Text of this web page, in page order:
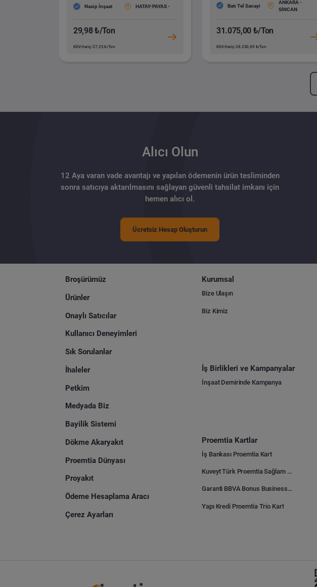
Nasip İnşaat HATAY-PAYAS -
29,98 ₺/Ton
KDV Hariç: 27,25 ₺/Ton
Batı Tel Sanayi
ANKARA -
SİNCAN
31.075,00 ₺/Ton
KDV Hariç: 28.250,00 ₺/Ton
Alıcı Olun
12 Aya varan vade avantajı ve yapılan ödemenin ürün tesliminden
sonra satıcıya aktarılmasını sağlayan güvenli tahsilat imkanı için
hemen alıcı ol.
Ücretsiz Hesap Oluşturun
Broşürümüz
Ürünler
Onaylı Satıcılar
Kullanıcı Deneyimleri
Sık Sorulanlar
İhaleler
Petkim
Medyada Biz
Bayilik Sistemi
Dökme Akaryakıt
Proemtia Dünyası
Proyakıt
Ödeme Hesaplama Aracı
Çerez Ayarları
Kurumsal
Bize Ulaşın
Biz Kimiz
İş Birlikleri ve Kampanyalar
İnşaat Demirinde Kampanya
Proemtia Kartlar
İş Bankası Proemtia Kart
Kuveyt Türk Proemtia Sağlam Bayi Kart
Garanti BBVA Bonus Business Proemtia Bayi Kart
Yapı Kredi Proemtia Trio Kart